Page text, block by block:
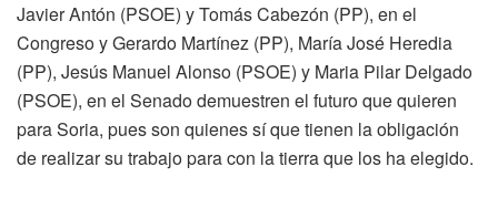
Javier Antón (PSOE) y Tomás Cabezón (PP), en el
Congreso y Gerardo Martínez (PP), María José Heredia
(PP), Jesús Manuel Alonso (PSOE) y Maria Pilar Delgado
(PSOE), en el Senado demuestren el futuro que quieren
para Soria, pues son quienes sí que tienen la obligación
de realizar su trabajo para con la tierra que los ha elegido.